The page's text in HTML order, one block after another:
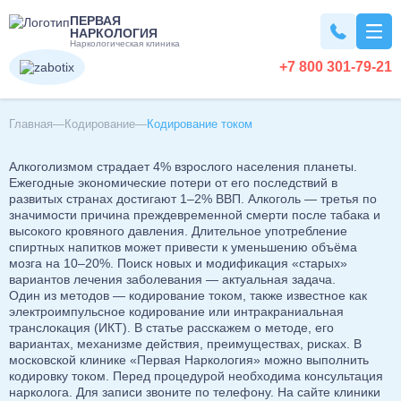
ПЕРВАЯ
НАРКОЛОГИЯ
Наркологическая клиника
+7 800 301-79-21
Вывод из запоя
Вывод из запоя на дому
Вывод из запоя в стационаре
Капельница от запоя
Капельница от алкоголя
Детокс капельница
Вызов нарколога на дом
Детоксикация алкоголиков
Срочный вывод из запоя
Экстренное вытрезвление
Вытрезвление на дому
Наркомания
Лечение наркомании
Снятие ломки
Кодирование наркозависимости
УБОД
Нарколог на дом
Консультация нарколога
Консультация токсиколога
Наркологическая помощь
Алкоголизм
Лечение алкоголизма
Лечение алкоголизма в домашних условиях
Лечение алкоголизма в стационаре
Лечение алкоголизма круглосуточно
Лечение пивного алкоголизма
Нарколог на дом
Кодирование
Кодирование от алкоголизма
Кодирование на дому
Двойной блок
Похмелье
Лечение похмелья
Психиатрия
Главная Кодирование Кодирование током
Алкоголизмом страдает 4% взрослого населения планеты.
Ежегодные экономические потери от его последствий в
развитых странах достигают 1–2% ВВП. Алкоголь — третья по
значимости причина преждевременной смерти после табака и
высокого кровяного давления. Длительное употребление
спиртных напитков может привести к уменьшению объёма
мозга на 10–20%. Поиск новых и модификация «старых»
вариантов лечения заболевания — актуальная задача.
Один из методов — кодирование током, также известное как
электроимпульсное кодирование или интракраниальная
транслокация (ИКТ). В статье расскажем о методе, его
вариантах, механизме действия, преимуществах, рисках. В
московской клинике «Первая Наркология» можно выполнить
кодировку током. Перед процедурой необходима консультация
нарколога. Для записи звоните по телефону. На сайте клиники